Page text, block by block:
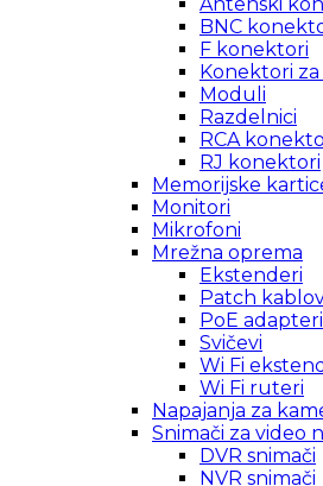
BNC
F konektori
Konektori
Moduli
Razdelnici
RCA
RJ konektori
Memorijske
Monitori
Mikrofoni
Mrežna oprema
Ekstenderi
Patch
PoE adapteri
Svičevi
Wi Fi
Wi Fi ruteri
Napajanja za
Snimači za video
DVR snimači
NVR snimači